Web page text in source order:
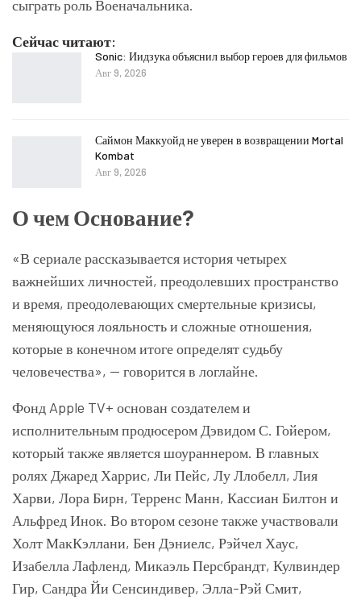
сыграть роль Военачальника.
Сейчас читают:
Sonic: Иидзука объяснил выбор героев для фильмов
Авг 9, 2026
Саймон Маккуойд не уверен в возвращении Mortal
Kombat
Авг 9, 2026
О чем Основание?
«В сериале рассказывается история четырех
важнейших личностей, преодолевших пространство
и время, преодолевающих смертельные кризисы,
меняющуюся лояльность и сложные отношения,
которые в конечном итоге определят судьбу
человечества», — говорится в логлайне.
Фонд Apple TV+ основан создателем и
исполнительным продюсером Дэвидом С. Гойером,
который также является шоураннером. В главных
ролях Джаред Харрис, Ли Пейс, Лу Ллобелл, Лия
Харви, Лора Бирн, Терренс Манн, Кассиан Билтон и
Альфред Инок. Во втором сезоне также участвовали
Холт МакКэллани, Бен Дэниелс, Рэйчел Хаус,
Изабелла Лафленд, Микаэль Персбрандт, Кулвиндер
Гир, Сандра Йи Сенсиндивер, Элла-Рэй Смит,